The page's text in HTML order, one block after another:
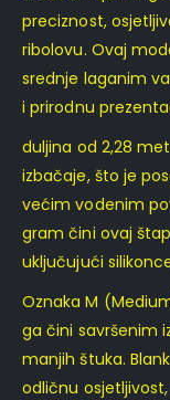
preciznost,
ribolovu. Ovaj
srednje laganim
i prirodnu
duljina od 2,28
izbačaje, što je
većim vodenim
gram čini ovaj
uključujući
Oznaka M
ga čini savršenim
manjih štuka.
odličnu